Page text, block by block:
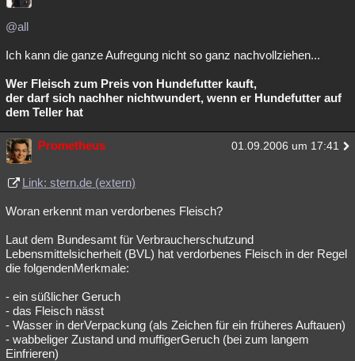
@all
Ich kann die ganze Aufregung nicht so ganz nachvollziehen...
Wer Fleisch zum Preis von Hundefutter kauft,
der darf sich nachher nichtwundert, wenn er Hundefutter auf
dem Teller hat
Prometheus 01.09.2006 um 17:41
Link: stern.de (extern)
Woran erkennt man verdorbenes Fleisch?
Laut dem Bundesamt für Verbraucherschutzund
Lebensmittelsicherheit (BVL) hat verdorbenes Fleisch in der Regel
die folgendenMerkmale:
- ein süßlicher Geruch
- das Fleisch nässt
- Wasser in derVerpackung (als Zeichen für ein früheres Auftauen)
- wabbeliger Zustand und muffigerGeruch (bei zum langem
Einfrieren)